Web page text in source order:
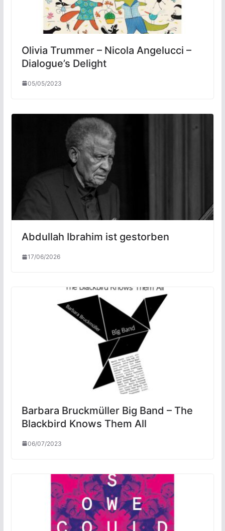
Olivia Trummer – Nicola Angelucci –
Dialogue’s Delight
05/05/2023
Abdullah Ibrahim ist gestorben
17/06/2026
Barbara Bruckmüller Big Band – The
Blackbird Knows Them All
06/07/2023